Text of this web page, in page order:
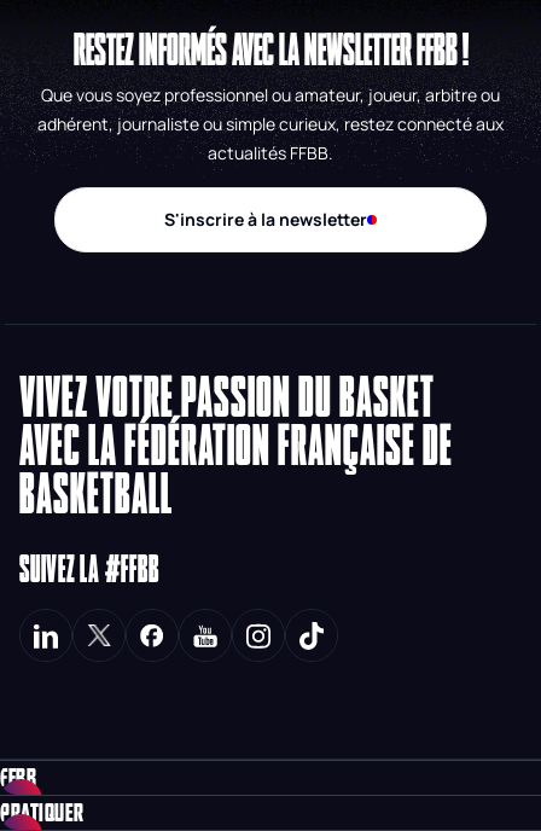
RESTEZ INFORMÉS AVEC LA NEWSLETTER FFBB !
Que vous soyez professionnel ou amateur, joueur, arbitre ou
adhérent, journaliste ou simple curieux, restez connecté aux
actualités FFBB.
S'inscrire à la newsletter
VIVEZ VOTRE PASSION DU BASKET
AVEC LA FÉDÉRATION FRANÇAISE DE
BASKETBALL
SUIVEZ LA #FFBB
FFBB
PRATIQUER